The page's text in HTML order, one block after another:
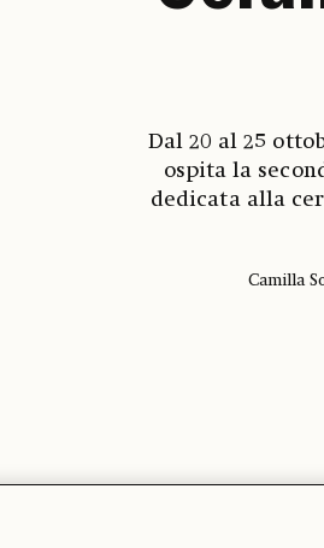
Dal 20 al 25
ospita la
dedicata alla
Camilla